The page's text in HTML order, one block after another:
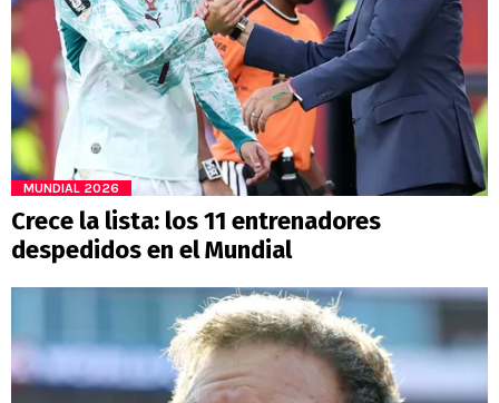
MUNDIAL 2026
Crece la lista: los 11 entrenadores
despedidos en el Mundial